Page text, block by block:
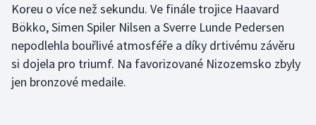
Koreu o více než sekundu. Ve finále trojice Haavard
Bökko, Simen Spiler Nilsen a Sverre Lunde Pedersen
nepodlehla bouřlivé atmosféře a díky drtivému závěru
si dojela pro triumf. Na favorizované Nizozemsko zbyly
jen bronzové medaile.